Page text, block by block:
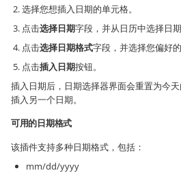
选择您想插入日期的单元格。
点击选择日期字段，并从日历中选择日期
点击选择日期格式字段，并选择您偏好的
点击插入日期按钮。
插入日期后，日期选择器界面会重置为今
插入另一个日期。
可用的日期格式
该插件支持多种日期格式，包括：
mm/dd/yyyy